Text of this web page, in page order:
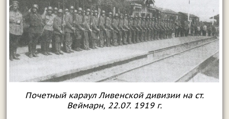
Почетный караул Ливенской дивизии на ст.
Веймарн, 22.07. 1919 г.